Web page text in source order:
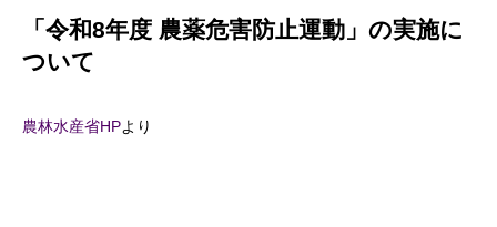
「令和8年度 農薬危害防止運動」の実施に
ついて
農林水産省HPより